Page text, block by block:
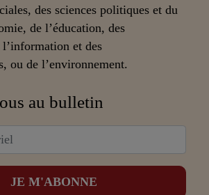
des sciences politiques et du
de l’éducation, des
et des
ou de l’environnement.
au bulletin